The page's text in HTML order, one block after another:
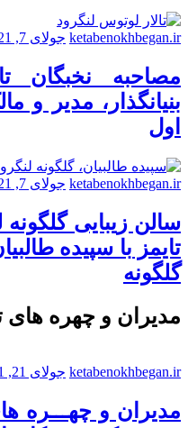
ketabenokhbegan.ir جولای 7, 2021
مصاحبه نخبگان
بنیانگذار، مدیر و
اول
ketabenokhbegan.ir جولای 7, 2021
سالن زیبایی
تایمز با سپیده
گلگونه
مدیران و چهره های
ketabenokhbegan.ir جولای 21, 2021
مدیران و چهـــره